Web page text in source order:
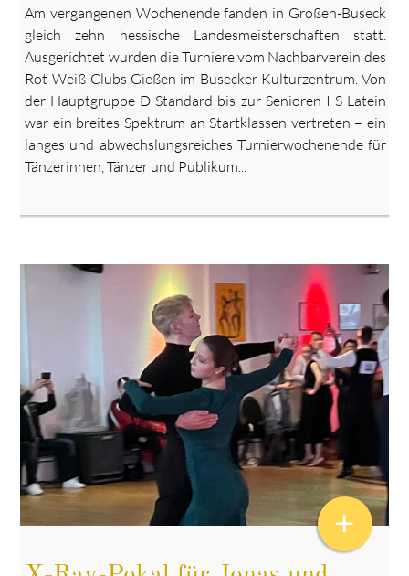
Am vergangenen Wochenende fanden in Großen-Buseck
gleich zehn hessische Landesmeisterschaften statt.
Ausgerichtet wurden die Turniere vom Nachbarverein des
Rot-Weiß-Clubs Gießen im Busecker Kulturzentrum. Von
der Hauptgruppe D Standard bis zur Senioren I S Latein
war ein breites Spektrum an Startklassen vertreten – ein
langes und abwechslungsreiches Turnierwochenende für
Tänzerinnen, Tänzer und Publikum...
+